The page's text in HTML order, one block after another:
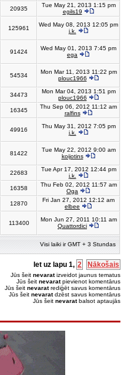
20935
Tue May 21, 2013 1:15 pm
egils19
125961
Wed May 08, 2013 12:05 pm
j.k.
91424
Wed May 01, 2013 7:45 pm
ega
54534
Mon Mar 11, 2013 11:22 pm
plouc1966
34473
Mon Mar 04, 2013 1:51 pm
plouc1966
16345
Thu Sep 06, 2012 11:12 am
ralfins
49916
Thu May 31, 2012 7:05 pm
j.k.
81422
Tue May 22, 2012 9:00 am
koijotins
22683
Tue Apr 17, 2012 12:44 pm
j.k.
16358
Thu Feb 02, 2012 11:57 am
Oga
12870
Fri Jan 27, 2012 12:12 am
elbee
113400
Mon Jun 27, 2011 10:11 am
Quattordici
Visi laiki ir GMT + 3 Stundas
Iet uz lapu 1, 2 Nākošais
Jūs šeit nevaratizveidot jaunus tematus
Jūs šeit nevaratpievienot komentārus
Jūs šeit nevaratrediģēt savus komentārus
Jūs šeit nevaratdzēst savus komentārus
Jūs šeit nevaratbalsot aptaujās